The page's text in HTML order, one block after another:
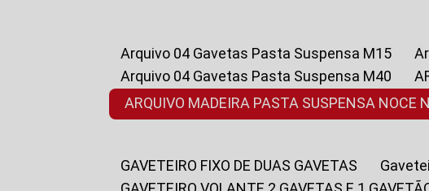
Arquivo 04 Gavetas Pasta Suspensa M15
Arquivo 04 Gavetas Pasta Suspensa M40
ARQUIVO MADEIRA PASTA SUSPENSA NOCE
GAVETEIRO FIXO DE DUAS GAVETAS